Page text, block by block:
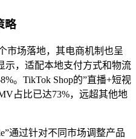
略
市场落地，其电商机制也呈
示，适配本地支付方式和物流
。TikTok Shop的”直播+短视
占比已达73%，远超其他地
通过针对不同市场调整产品